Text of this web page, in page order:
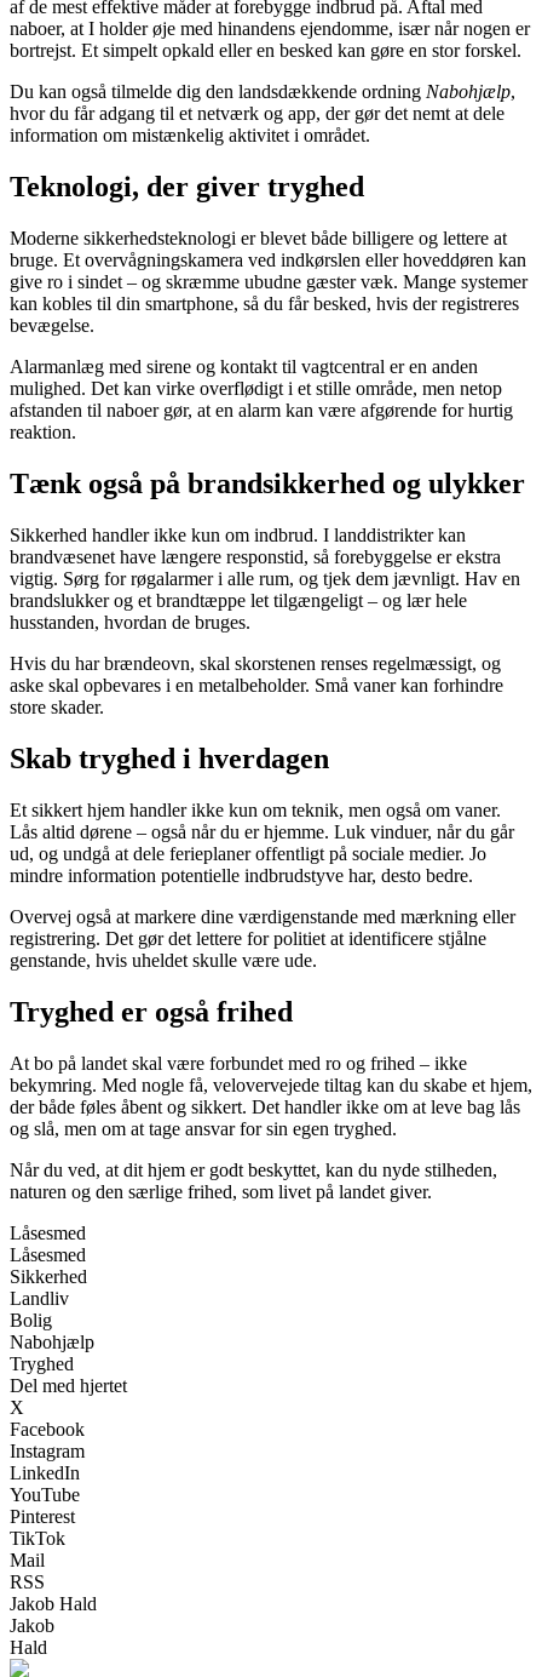
af de mest effektive måder at forebygge indbrud på. Aftal med
naboer, at I holder øje med hinandens ejendomme, især når nogen er
bortrejst. Et simpelt opkald eller en besked kan gøre en stor forskel.
Du kan også tilmelde dig den landsdækkende ordning Nabohjælp,
hvor du får adgang til et netværk og app, der gør det nemt at dele
information om mistænkelig aktivitet i området.
Teknologi, der giver tryghed
Moderne sikkerhedsteknologi er blevet både billigere og lettere at
bruge. Et overvågningskamera ved indkørslen eller hoveddøren kan
give ro i sindet – og skræmme ubudne gæster væk. Mange systemer
kan kobles til din smartphone, så du får besked, hvis der registreres
bevægelse.
Alarmanlæg med sirene og kontakt til vagtcentral er en anden
mulighed. Det kan virke overflødigt i et stille område, men netop
afstanden til naboer gør, at en alarm kan være afgørende for hurtig
reaktion.
Tænk også på brandsikkerhed og ulykker
Sikkerhed handler ikke kun om indbrud. I landdistrikter kan
brandvæsenet have længere responstid, så forebyggelse er ekstra
vigtig. Sørg for røgalarmer i alle rum, og tjek dem jævnligt. Hav en
brandslukker og et brandtæppe let tilgængeligt – og lær hele
husstanden, hvordan de bruges.
Hvis du har brændeovn, skal skorstenen renses regelmæssigt, og
aske skal opbevares i en metalbeholder. Små vaner kan forhindre
store skader.
Skab tryghed i hverdagen
Et sikkert hjem handler ikke kun om teknik, men også om vaner.
Lås altid dørene – også når du er hjemme. Luk vinduer, når du går
ud, og undgå at dele ferieplaner offentligt på sociale medier. Jo
mindre information potentielle indbrudstyve har, desto bedre.
Overvej også at markere dine værdigenstande med mærkning eller
registrering. Det gør det lettere for politiet at identificere stjålne
genstande, hvis uheldet skulle være ude.
Tryghed er også frihed
At bo på landet skal være forbundet med ro og frihed – ikke
bekymring. Med nogle få, velovervejede tiltag kan du skabe et hjem,
der både føles åbent og sikkert. Det handler ikke om at leve bag lås
og slå, men om at tage ansvar for sin egen tryghed.
Når du ved, at dit hjem er godt beskyttet, kan du nyde stilheden,
naturen og den særlige frihed, som livet på landet giver.
Låsesmed
Låsesmed
Sikkerhed
Landliv
Bolig
Nabohjælp
Tryghed
Del med hjertet
X
Facebook
Instagram
LinkedIn
YouTube
Pinterest
TikTok
Mail
RSS
Jakob Hald
Jakob
Hald